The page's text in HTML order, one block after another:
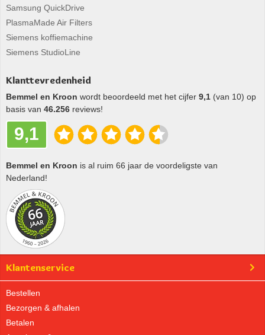
Samsung QuickDrive
PlasmaMade Air Filters
Siemens koffiemachine
Siemens StudioLine
Klanttevredenheid
Bemmel en Kroon wordt beoordeeld met het cijfer 9,1 (van 10) op
basis van 46.256 reviews!
9,1
Bemmel en Kroon is al ruim 66 jaar de voordeligste van
Nederland!
Klantenservice
Bestellen
Bezorgen & afhalen
Betalen